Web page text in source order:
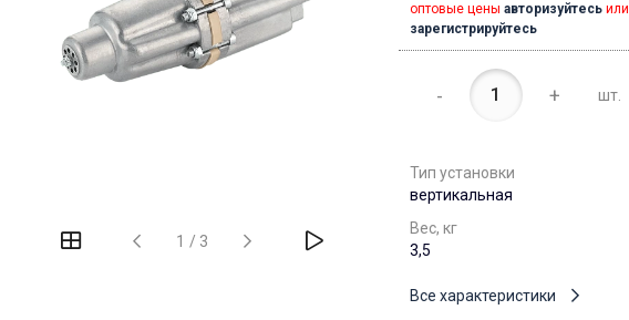
1 / 3
оптовые цены авторизуйтесьили
зарегистрируйтесь
- + шт.
Тип установки
вертикальная
Вес, кг
3,5
Все характеристики